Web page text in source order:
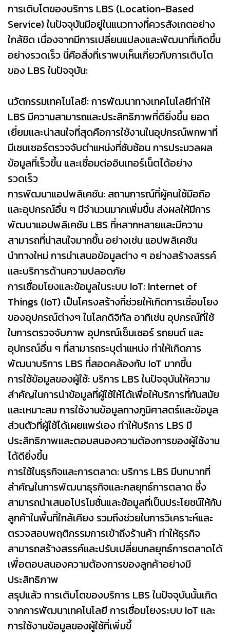
การเติบโตของบริการ LBS (Location-Based
Service) ในปัจจุบันมีอยู่ในแนวทางที่ควรสังเกตอย่าง
ใกล้ชิด เนื่องจากมีการเปลี่ยนแปลงและพัฒนาที่เกิดขึ้น
อย่างรวดเร็ว นี่คือสิ่งที่เราพบเห็นเกี่ยวกับการเติบโต
ของ LBS ในปัจจุบัน:
นวัตกรรมเทคโนโลยี: การพัฒนาทางเทคโนโลยีทำให้
LBS มีความสามารถและประสิทธิภาพที่ดียิ่งขึ้น ยอด
เยี่ยมและน่าสนใจที่สุดคือการใช้งานในอุปกรณ์พกพาที่
มีเซนเซอร์ตรวจจับตำแหน่งที่ซับซ้อน การประมวลผล
ข้อมูลที่เร็วขึ้น และเชื่อมต่ออินเทอร์เน็ตได้อย่าง
รวดเร็ว
การพัฒนาแอปพลิเคชัน: สถานการณ์ที่ผู้คนใช้มือถือ
และอุปกรณ์อื่น ๆ มีจำนวนมากเพิ่มขึ้น ส่งผลให้มีการ
พัฒนาแอปพลิเคชัน LBS ที่หลากหลายและมีความ
สามารถที่น่าสนใจมากขึ้น อย่างเช่น แอปพลิเคชัน
นำทางใหม่ การนำเสนอข้อมูลต่าง ๆ อย่างสร้างสรรค์
และบริการด้านความปลอดภัย
การเชื่อมโยงและข้อมูลในระบบ IoT: Internet of
Things (IoT) เป็นโครงสร้างที่ช่วยให้เกิดการเชื่อมโยง
ของอุปกรณ์ต่างๆ ในโลกดิจิทัล อาทิเช่น อุปกรณ์ที่ใช้
ในการตรวจจับภาพ อุปกรณ์เซ็นเซอร์ รถยนต์ และ
อุปกรณ์อื่น ๆ ที่สามารถระบุตำแหน่ง ทำให้เกิดการ
พัฒนาบริการ LBS ที่สอดคล้องกับ IoT มากขึ้น
การใช้ข้อมูลของผู้ใช้: บริการ LBS ในปัจจุบันให้ความ
สำคัญในการนำข้อมูลที่ผู้ใช้ให้ได้เพื่อให้บริการที่ทันสมัย
และเหมาะสม การใช้งานข้อมูลทางภูมิศาสตร์และข้อมูล
ส่วนตัวที่ผู้ใช้ได้เผยแพร่เอง ทำให้บริการ LBS มี
ประสิทธิภาพและตอบสนองความต้องการของผู้ใช้งาน
ได้ดียิ่งขึ้น
การใช้ในธุรกิจและการตลาด: บริการ LBS มีบทบาทที่
สำคัญในการพัฒนาธุรกิจและกลยุทธ์การตลาด ซึ่ง
สามารถนำเสนอโปรโมชั่นและข้อมูลที่เป็นประโยชน์ให้กับ
ลูกค้าในพื้นที่ใกล้เคียง รวมถึงช่วยในการวิเคราะห์และ
ตรวจสอบพฤติกรรมการเข้าถึงร้านค้า ทำให้ธุรกิจ
สามารถสร้างสรรค์และปรับเปลี่ยนกลยุทธ์การตลาดได้
เพื่อตอบสนองความต้องการของลูกค้าอย่างมี
ประสิทธิภาพ
สรุปแล้ว การเติบโตของบริการ LBS ในปัจจุบันนั้นเกิด
จากการพัฒนาเทคโนโลยี การเชื่อมโยงระบบ IoT และ
การใช้งานข้อมูลของผู้ใช้ที่เพิ่มขึ้